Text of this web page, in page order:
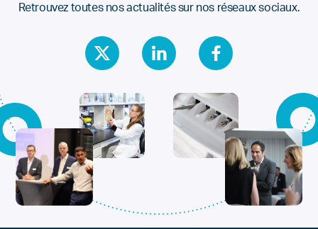
Retrouvez toutes nos actualités sur nos réseaux sociaux.